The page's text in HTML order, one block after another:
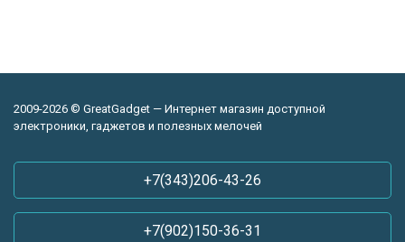
2009-2026 © GreatGadget — Интернет магазин доступной
электроники, гаджетов и полезных мелочей
+7(343)206-43-26
+7(902)150-36-31